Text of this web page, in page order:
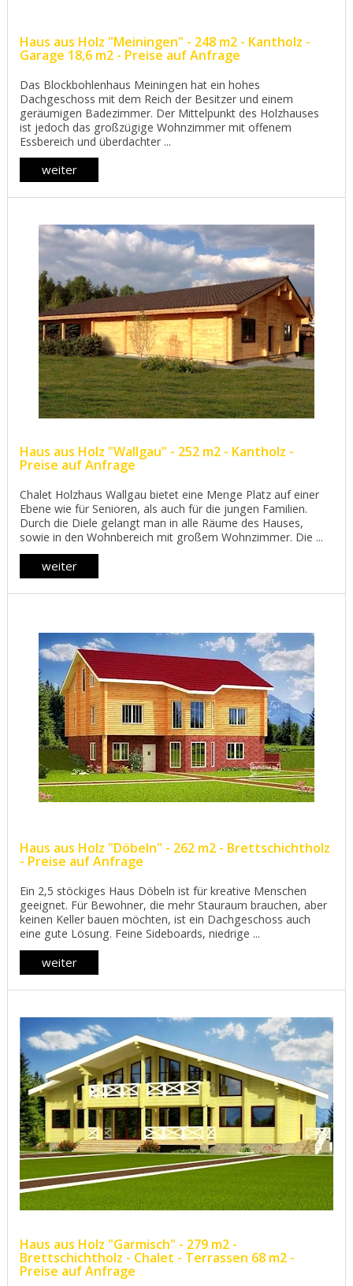
Haus aus Holz "Meiningen" - 248 m2 - Kantholz -
Garage 18,6 m2 - Preise auf Anfrage
Das Blockbohlenhaus Meiningen hat ein hohes
Dachgeschoss mit dem Reich der Besitzer und einem
geräumigen Badezimmer. Der Mittelpunkt des Holzhauses
ist jedoch das großzügige Wohnzimmer mit offenem
Essbereich und überdachter ...
weiter
Haus aus Holz "Wallgau" - 252 m2 - Kantholz -
Preise auf Anfrage
Chalet Holzhaus Wallgau bietet eine Menge Platz auf einer
Ebene wie für Senioren, als auch für die jungen Familien.
Durch die Diele gelangt man in alle Räume des Hauses,
sowie in den Wohnbereich mit großem Wohnzimmer. Die ...
weiter
Haus aus Holz "Döbeln" - 262 m2 - Brettschichtholz
- Preise auf Anfrage
Ein 2,5 stöckiges Haus Döbeln ist für kreative Menschen
geeignet. Für Bewohner, die mehr Stauraum brauchen, aber
keinen Keller bauen möchten, ist ein Dachgeschoss auch
eine gute Lösung. Feine Sideboards, niedrige ...
weiter
Haus aus Holz "Garmisch" - 279 m2 -
Brettschichtholz - Chalet - Terrassen 68 m2 -
Preise auf Anfrage